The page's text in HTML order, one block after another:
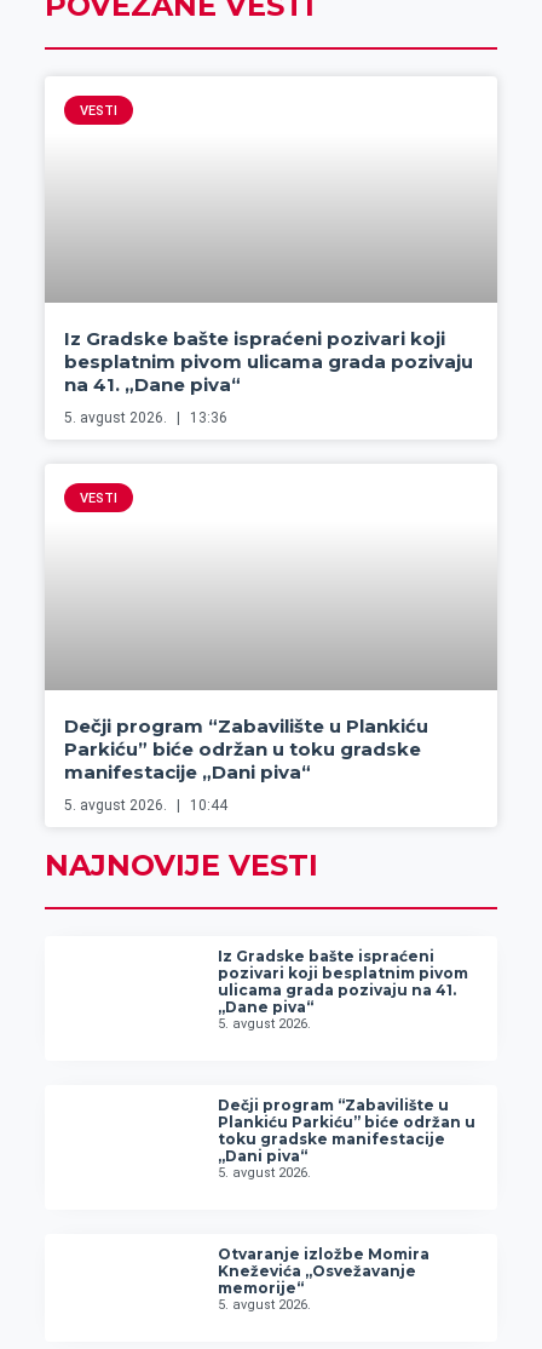
VESTI
Iz Gradske bašte ispraćeni pozivari koji
besplatnim pivom ulicama grada pozivaju
na 41. „Dane piva“
5. avgust 2026. 13:36
VESTI
Dečji program “Zabavilište u Plankiću
Parkiću” biće održan u toku gradske
manifestacije „Dani piva“
5. avgust 2026. 10:44
NAJNOVIJE VESTI
Iz Gradske bašte ispraćeni
pozivari koji besplatnim pivom
ulicama grada pozivaju na 41.
„Dane piva“
5. avgust 2026.
Dečji program “Zabavilište u
Plankiću Parkiću” biće održan u
toku gradske manifestacije
„Dani piva“
5. avgust 2026.
Otvaranje izložbe Momira
Kneževića „Osvežavanje
memorije“
5. avgust 2026.